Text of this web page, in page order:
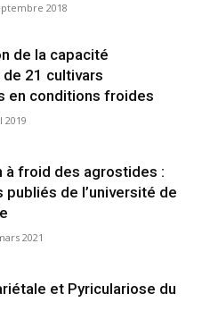
2018
de la capacité
21 cultivars
en conditions froides
2019
à froid des agrostides :
publiés de l’université de
2021
et Pyriculariose du